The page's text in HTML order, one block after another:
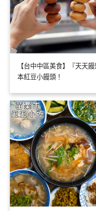
【台中中區美食】『天天
本紅豆小饅頭！